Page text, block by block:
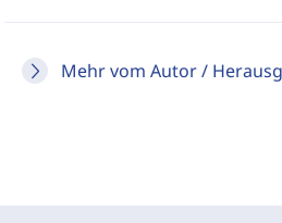
Mehr vom Autor /